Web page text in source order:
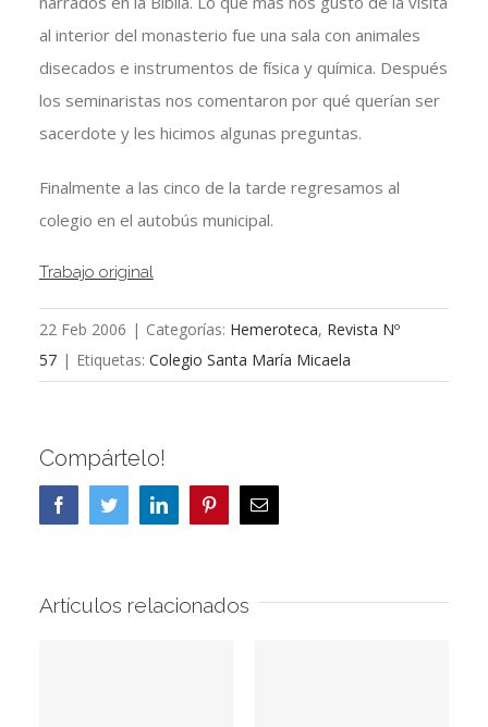
al interior del monasterio fue una sala con animales
disecados e instrumentos de física y química. Después
los seminaristas nos comentaron por qué querían ser
sacerdote y les hicimos algunas preguntas.
Finalmente a las cinco de la tarde regresamos al
colegio en el autobús municipal.
Trabajo original
22 Feb 2006 | Categorías: Hemeroteca, Revista Nº
57 | Etiquetas: Colegio Santa María Micaela
Compártelo!
FacebookTwitterLinkedInPinterestCorreo
electrónico
Artículos relacionados